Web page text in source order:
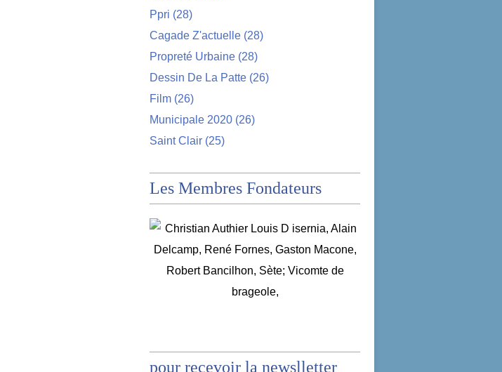
Ppri (28)
Cagade Z'actuelle (28)
Propreté Urbaine (28)
Dessin De La Patte (26)
Film (26)
Municipale 2020 (26)
Saint Clair (25)
Les Membres Fondateurs
pour recevoir la newslletter